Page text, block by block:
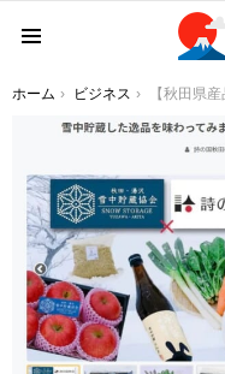
You are here:
ホーム ビジネス 【秋田県産品の魅力発信を通じて秋田の社会課題解決に挑戦！】秋田県の生産者の想いも届けるＥＣサイト「詩